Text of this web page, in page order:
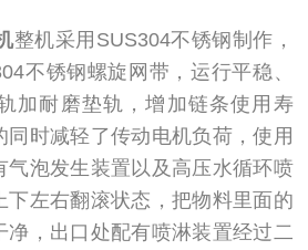
整机采用SUS304不锈钢制作，
不锈钢螺旋网带，运行平稳、
加耐磨垫轨，增加链条使用寿
同时减轻了传动电机负荷，使用
气泡发生装置以及高压水循环喷
下左右翻滚状态，把物料里面的
净，出口处配有喷淋装置经过二